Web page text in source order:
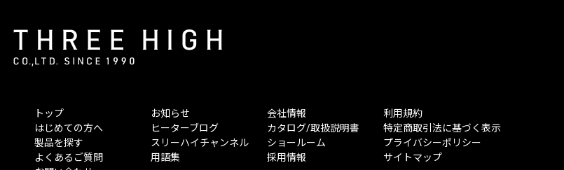
トップ
はじめての方へ
製品を探す
よくあるご質問
お知らせ
ヒーターブログ
スリーハイチャンネル
用語集
会社情報
カタログ/取扱説明書
ショールーム
採用情報
利用規約
特定商取引法に基づく表示
プライバシーポリシー
サイトマップ